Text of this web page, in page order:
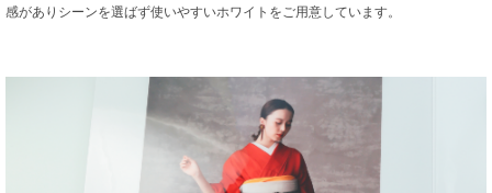
感がありシーンを選ばず使いやすいホワイトをご用意しています。